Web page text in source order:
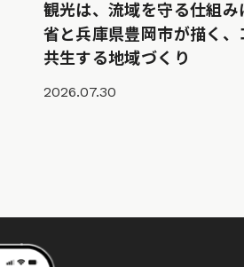
観光は、流域を守る仕組
省と兵庫県豊岡市が描く、
共生する地域づくり
2026.07.30